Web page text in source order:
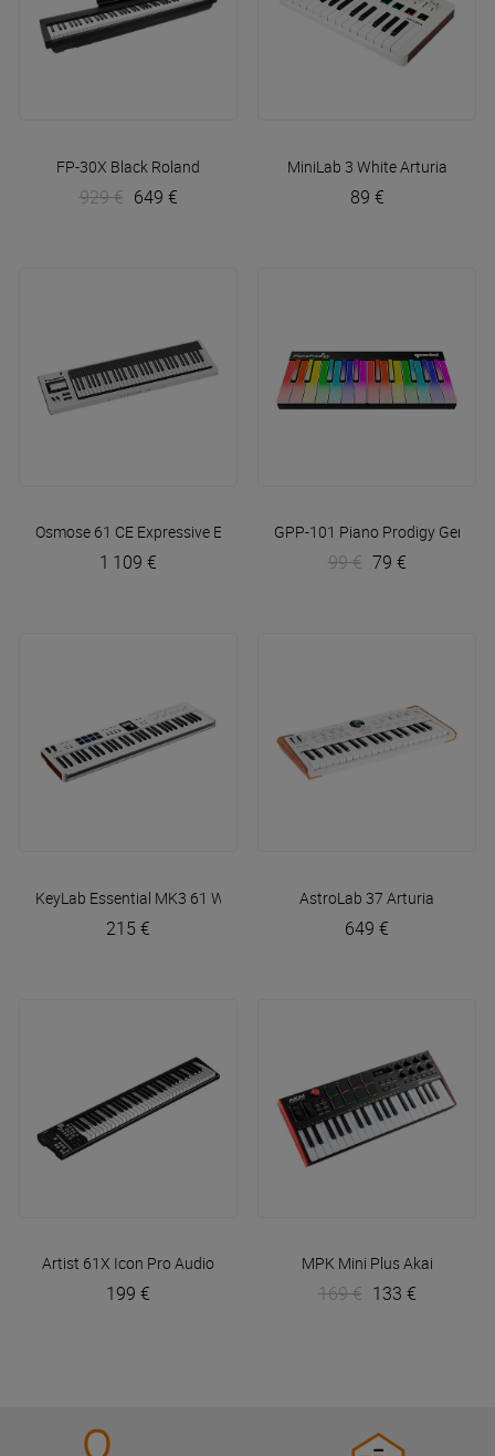
FP-30X Black Roland
929 € 649 €
MiniLab 3 WhiteArturia
89 €
Osmose 61 CE Expressive E
1 109 €
GPP-101 Piano Prodigy Gemini
99 € 79 €
KeyLab Essential MK3 61 White Arturia
215 €
AstroLab 37 Arturia
649 €
Artist 61X Icon Pro Audio
199 €
MPK Mini PlusAkai
169 € 133 €